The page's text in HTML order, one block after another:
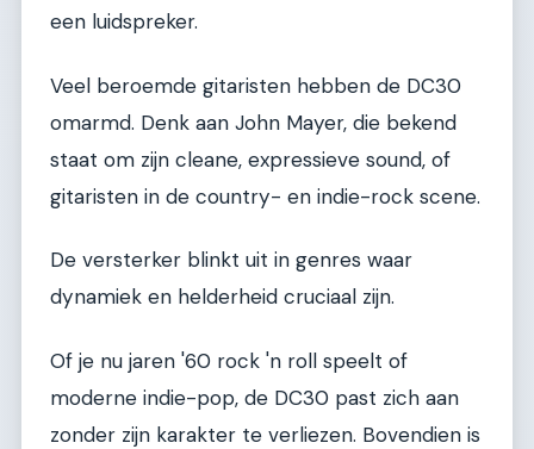
een luidspreker.
Veel beroemde gitaristen hebben de DC30
omarmd. Denk aan John Mayer, die bekend
staat om zijn cleane, expressieve sound, of
gitaristen in de country- en indie-rock scene.
De versterker blinkt uit in genres waar
dynamiek en helderheid cruciaal zijn.
Of je nu jaren '60 rock 'n roll speelt of
moderne indie-pop, de DC30 past zich aan
zonder zijn karakter te verliezen. Bovendien is